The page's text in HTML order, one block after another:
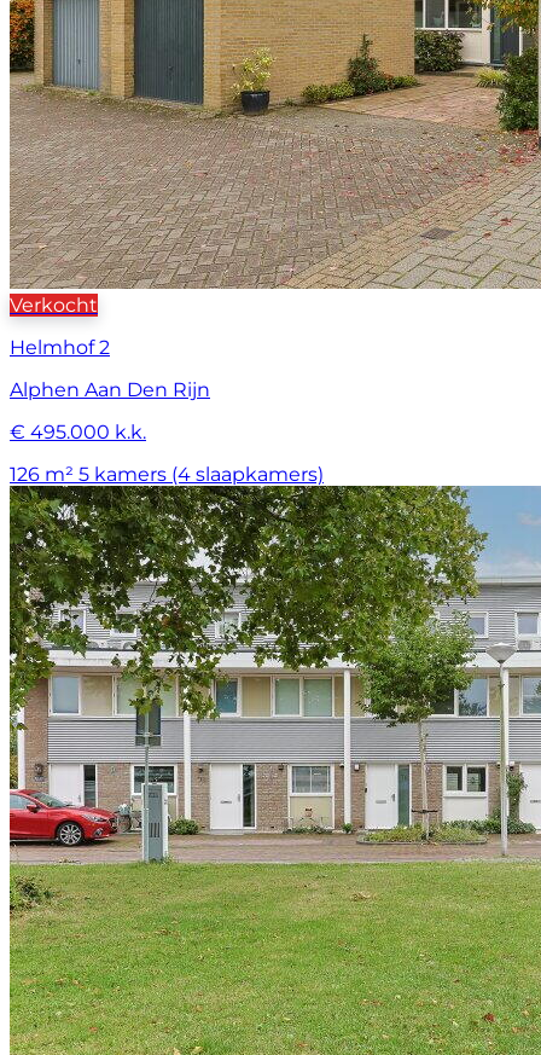
Verkocht
Helmhof 2
Alphen Aan Den Rijn
€ 495.000 k.k.
126 m² 5 kamers (4 slaapkamers)